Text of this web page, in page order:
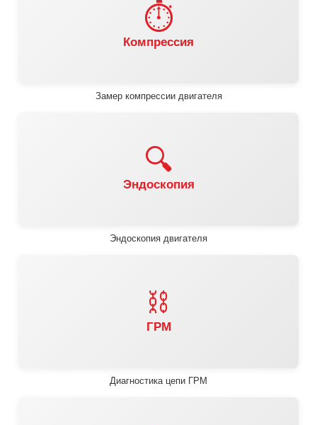
⏱️
Компрессия
Замер компрессии двигателя
🔍
Эндоскопия
Эндоскопия двигателя
⛓️
ГРМ
Диагностика цепи ГРМ